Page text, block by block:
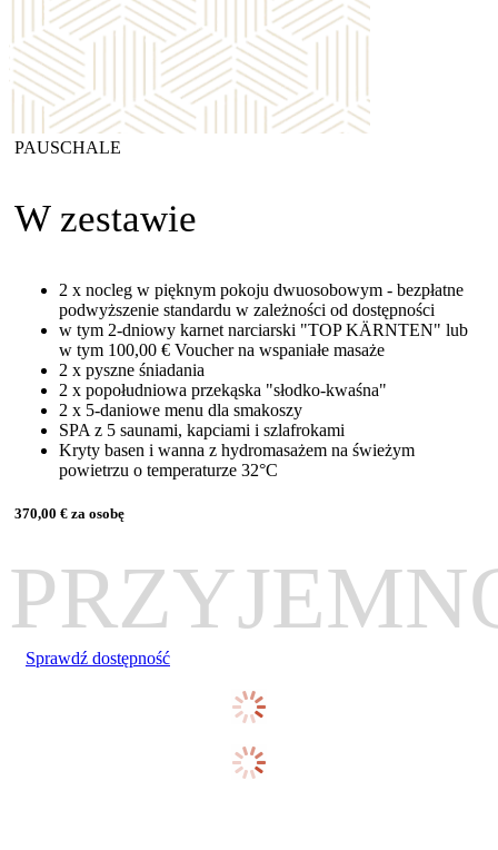
PAUSCHALE
W zestawie
2 x nocleg w pięknym pokoju dwuosobowym - bezpłatne
podwyższenie standardu w zależności od dostępności
w tym 2-dniowy karnet narciarski "TOP KÄRNTEN" lub
w tym 100,00 € Voucher na wspaniałe masaże
2 x pyszne śniadania
2 x popołudniowa przekąska "słodko-kwaśna"
2 x 5-daniowe menu dla smakoszy
SPA z 5 saunami, kapciami i szlafrokami
Kryty basen i wanna z hydromasażem na świeżym
powietrzu o temperaturze 32°C
370,00 € za osobę
Sprawdź dostępność